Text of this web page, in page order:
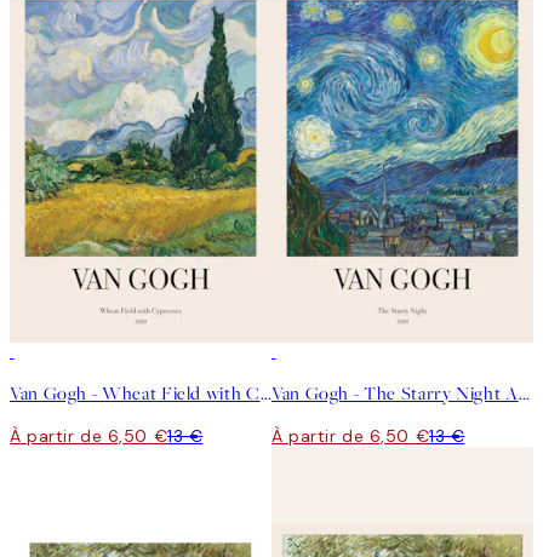
Van Gogh - Wheat Field with Cypresses Affiche
À partir de 6,50 €13 €
Van Gogh - The Starry Night Affiche
À partir de 6,50 €13 €